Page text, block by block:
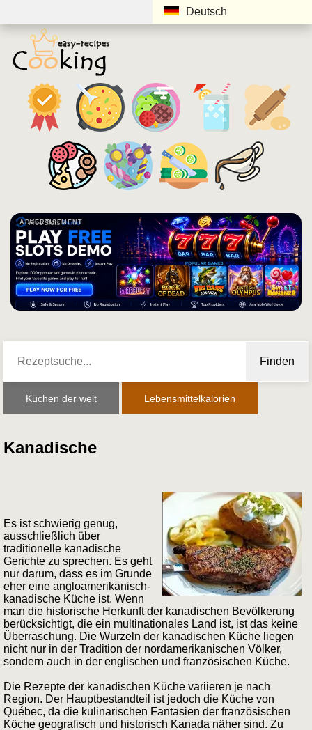
Deutsch
ADVERTISEMENT
Finden
Küchen der welt Lebensmittelkalorien
Kanadische
Es ist schwierig genug,
ausschließlich über
traditionelle kanadische
Gerichte zu sprechen. Es geht
nur darum, dass es im Grunde
eher eine angloamerikanisch-
kanadische Küche ist. Wenn
man die historische Herkunft der kanadischen Bevölkerung
berücksichtigt, die ein multinationales Land ist, ist das keine
Überraschung. Die Wurzeln der kanadischen Küche liegen
nicht nur in der Tradition der nordamerikanischen Völker,
sondern auch in der englischen und französischen Küche.
Die Rezepte der kanadischen Küche variieren je nach
Region. Der Hauptbestandteil ist jedoch die Küche von
Québec, da die kulinarischen Fantasien der französischen
Köche geografisch und historisch Kanada näher sind. Zu